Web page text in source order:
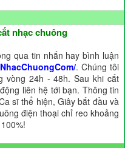
nhạc chuông
qua tin nhắn hay bình luận
. Chúng tôi
vòng 24h - 48h. Sau khi cắt
liên hệ tới bạn. Thông tin
sĩ thể hiện, Giây bắt đầu và
điện thoại chỉ reo khoảng